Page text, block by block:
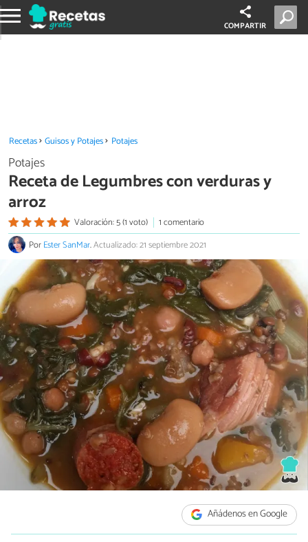
COMPARTIR
Recetas Guisos y Potajes Potajes
Potajes
Receta de Legumbres con verduras y
arroz
Valoración: 5 (1 voto)
1 comentario
PorEster SanMar.Actualizado: 21 septiembre 2021
Añádenos en Google